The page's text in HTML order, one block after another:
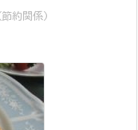
約関係)